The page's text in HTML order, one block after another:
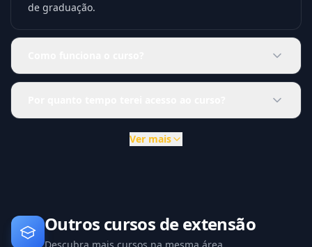
de graduação.
Ver mais
Outros cursos de extensão